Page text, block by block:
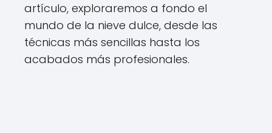
artículo, exploraremos a fondo el
mundo de la nieve dulce, desde las
técnicas más sencillas hasta los
acabados más profesionales.